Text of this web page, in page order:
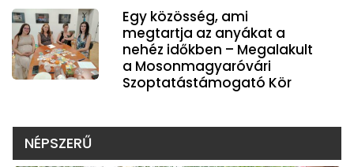
Egy közösség, ami
megtartja az anyákat a
nehéz időkben – Megalakult
a Mosonmagyaróvári
Szoptatástámogató Kör
NÉPSZERŰ